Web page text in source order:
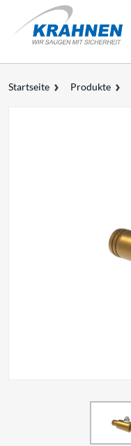
Startseite Produkte